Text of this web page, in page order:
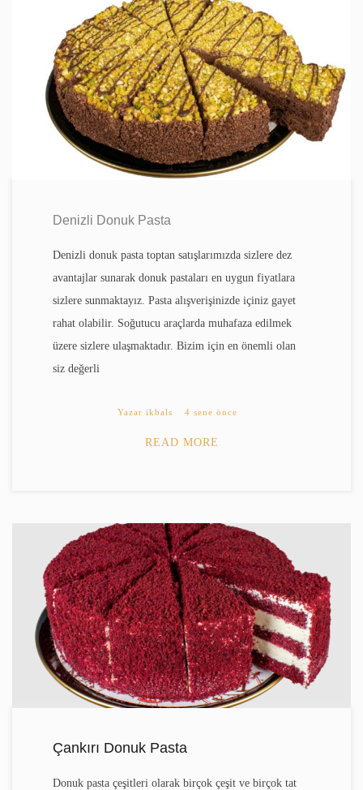
Denizli Donuk Pasta
Denizli donuk pasta toptan satışlarımızda sizlere dez
avantajlar sunarak donuk pastaları en uygun fiyatlara
sizlere sunmaktayız. Pasta alışverişinizde içiniz gayet
rahat olabilir. Soğutucu araçlarda muhafaza edilmek
üzere sizlere ulaşmaktadır. Bizim için en önemli olan
siz değerli
Yazar ikbals 4 sene önce
READ MORE
Çankırı Donuk Pasta
Donuk pasta çeşitleri olarak birçok çeşit ve birçok tat